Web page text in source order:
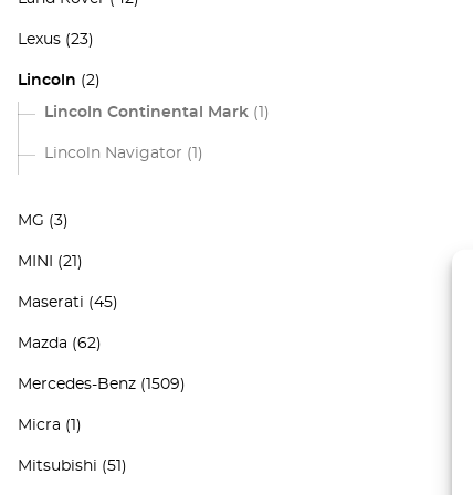
Lexus (23)
Lincoln (2)
Lincoln Continental Mark (1)
Lincoln Navigator (1)
MG (3)
MINI (21)
Maserati (45)
Mazda (62)
Mercedes-Benz (1509)
Micra (1)
Mitsubishi (51)